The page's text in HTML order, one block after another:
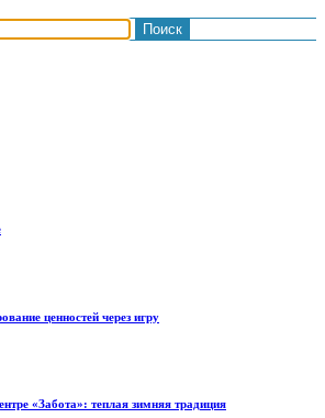
ценностей через игру
«Забота»: теплая зимняя традиция